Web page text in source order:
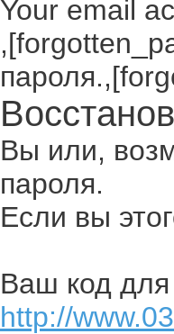
Your email
Вы или,
пароля.
Если вы
Ваш код для
http://